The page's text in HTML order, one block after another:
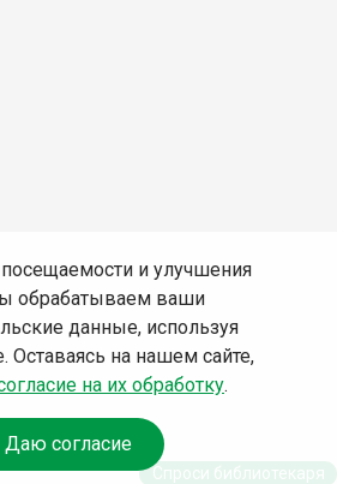
и улучшения
обрабатываем ваши
данные, используя
Оставаясь на нашем сайте,
на их обработку.
Даю согласие
Спроси библиотекаря